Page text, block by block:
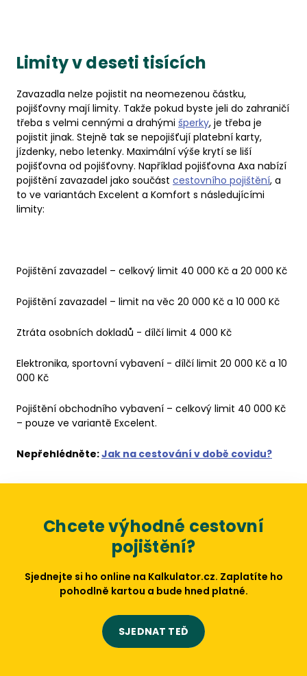
Limity v deseti tisících
Zavazadla nelze pojistit na neomezenou částku,
pojišťovny mají limity. Takže pokud byste jeli do zahraničí
třeba s velmi cennými a drahými šperky, je třeba je
pojistit jinak. Stejně tak se nepojišťují platební karty,
jízdenky, nebo letenky. Maximální výše krytí se liší
pojišťovna od pojišťovny. Například pojišťovna Axa nabízí
pojištění zavazadel jako součást cestovního pojištění, a
to ve variantách Excelent a Komfort s následujícími
limity:
Pojištění zavazadel – celkový limit 40 000 Kč a 20 000 Kč
Pojištění zavazadel – limit na věc 20 000 Kč a 10 000 Kč
Ztráta osobních dokladů - dílčí limit 4 000 Kč
Elektronika, sportovní vybavení - dílčí limit 20 000 Kč a 10
000 Kč
Pojištění obchodního vybavení – celkový limit 40 000 Kč
– pouze ve variantě Excelent.
Nepřehlédněte:Jak na cestování v době covidu?
Chcete výhodné cestovní
pojištění?
Sjednejte si ho online na Kalkulator.cz. Zaplatíte ho
pohodlně kartou a bude hned platné.
SJEDNAT TEĎ